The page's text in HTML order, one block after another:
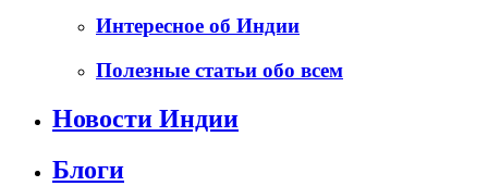
Интересное об Индии
Полезные статьи обо всем
Новости Индии
Блоги